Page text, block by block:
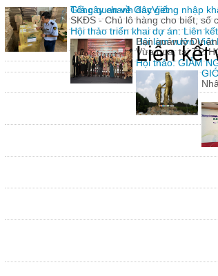
Giả cây chanh dây giống nhập
SKĐS - Chủ lô hàng cho biết, số
Hội làm vườn Việt
Vừa qua, tại TP.
Tổng quan về GacViet
Hội thảo triển khai dự án: Liên
Ban quản lý Dự
Hội thảo: GIẢM
Liên kết